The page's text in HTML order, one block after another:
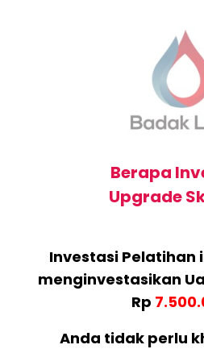
Berapa
Upgrade
Investasi Pelatihan
menginvestasikan
Rp
Anda tidak perlu